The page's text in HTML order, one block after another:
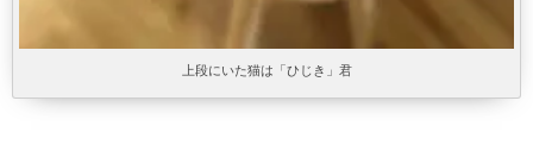
上段にいた猫は「ひじき」君